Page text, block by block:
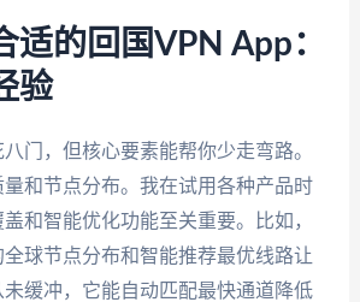
适的回国VPN App：
验
门，但核心要素能帮你少走弯路。
和节点分布。我在试用各种产品时
和智能优化功能至关重要。比如，
球节点分布和智能推荐最优线路让
缓冲，它能自动匹配最快通道降低